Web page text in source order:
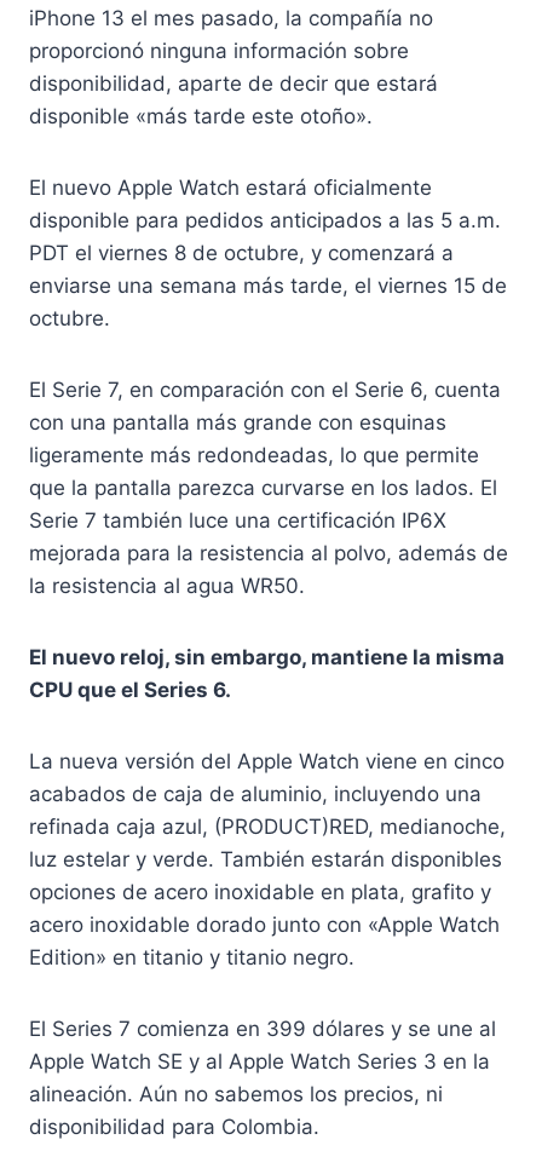
iPhone 13 el mes pasado, la compañía no
proporcionó ninguna información sobre
disponibilidad, aparte de decir que estará
disponible «más tarde este otoño».
El nuevo Apple Watch estará oficialmente
disponible para pedidos anticipados a las 5 a.m.
PDT el viernes 8 de octubre, y comenzará a
enviarse una semana más tarde, el viernes 15 de
octubre.
El Serie 7, en comparación con el Serie 6, cuenta
con una pantalla más grande con esquinas
ligeramente más redondeadas, lo que permite
que la pantalla parezca curvarse en los lados. El
Serie 7 también luce una certificación IP6X
mejorada para la resistencia al polvo, además de
la resistencia al agua WR50.
El nuevo reloj, sin embargo, mantiene la misma
CPU que el Series 6.
La nueva versión del Apple Watch viene en cinco
acabados de caja de aluminio, incluyendo una
refinada caja azul, (PRODUCT)RED, medianoche,
luz estelar y verde. También estarán disponibles
opciones de acero inoxidable en plata, grafito y
acero inoxidable dorado junto con «Apple Watch
Edition» en titanio y titanio negro.
El Series 7 comienza en 399 dólares y se une al
Apple Watch SE y al Apple Watch Series 3 en la
alineación. Aún no sabemos los precios, ni
disponibilidad para Colombia.